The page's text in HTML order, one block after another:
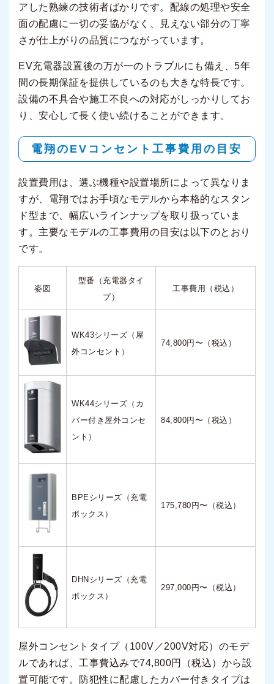
アした熟練の技術者ばかりです。配線の処理や安全
面の配慮に一切の妥協がなく、見えない部分の丁寧
さが仕上がりの品質につながっています。
EV充電器設置後の万が一のトラブルにも備え、5年
間の長期保証を提供しているのも大きな特長です。
設備の不具合や施工不良への対応がしっかりしてお
り、安心して長く使い続けることができます。
電翔のEVコンセント工事費用の目安
設置費用は、選ぶ機種や設置場所によって異なりま
すが、電翔ではお手頃なモデルから本格的なスタン
ド型まで、幅広いラインナップを取り扱っていま
す。主要なモデルの工事費用の目安は以下のとおり
です。
姿図
型番（充電器タイ
プ）
工事費用（税込）
WK43シリーズ（屋
外コンセント）
74,800円〜（税込）
WK44シリーズ（カ
バー付き屋外コンセ
ント）
84,800円〜（税込）
BPEシリーズ（充電
ボックス）
175,780円〜（税込）
DHNシリーズ（充電
ボックス）
297,000円〜（税込）
屋外コンセントタイプ（100V／200V対応）のモデ
ルであれば、工事費込みで74,800円（税込）から設
置可能です。防犯性に配慮したカバー付きタイプは